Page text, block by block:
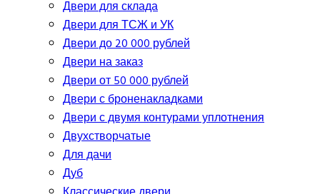
Двери для склада
Двери для ТСЖ и УК
Двери до 20 000 рублей
Двери на заказ
Двери от 50 000 рублей
Двери с броненакладками
Двери с двумя контурами уплотнения
Двухстворчатые
Для дачи
Дуб